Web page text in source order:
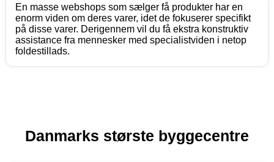
En masse webshops som sælger få produkter har en
enorm viden om deres varer, idet de fokuserer specifikt
på disse varer. Derigennem vil du få ekstra konstruktiv
assistance fra mennesker med specialistviden i netop
foldestillads.
Danmarks største byggecentre